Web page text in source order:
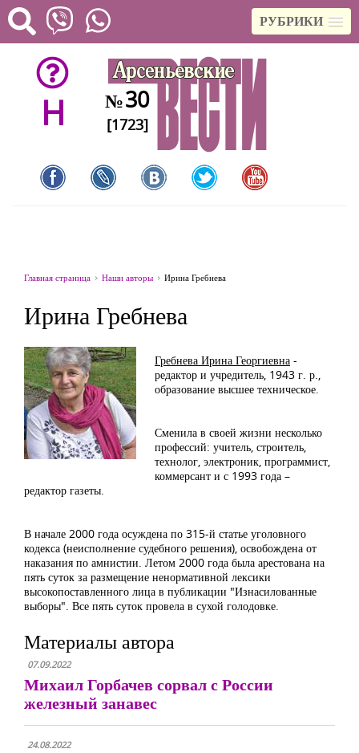
РУБРИКИ
H №30
[1723]
Главная страница Наши авторы Ирина Гребнева
Ирина Гребнева
Гребнева Ирина Георгиевна -
редактор и учредитель, 1943 г. р.,
образование высшее техническое.
Сменила в своей жизни несколько
профессий: учитель, строитель,
технолог, электроник, программист,
коммерсант и с 1993 года –
редактор газеты.
В начале 2000 года осуждена по 315-й статье уголовного
кодекса (неисполнение судебного решения), освобождена от
наказания по амнистии. Летом 2000 года была арестована на
пять суток за размещение ненормативной лексики
высокопоставленного лица в публикации "Изнасилованные
выборы". Все пять суток провела в сухой голодовке.
Материалы автора
07.09.2022
Михаил Горбачев сорвал с России
железный занавес
24.08.2022